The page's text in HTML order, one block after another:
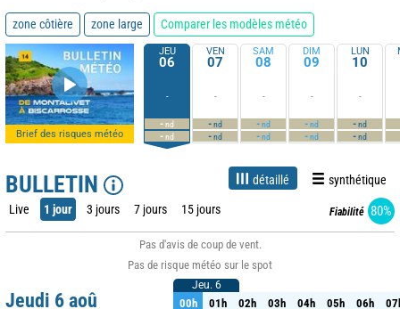
zone côtière zone large Comparer les modèles météo
Brief des risques météo
JEU
06
-
-nd
-nd
VEN
07
-
-nd
-nd
SAM
08
-
-nd
-nd
DIM
09
-
-nd
-nd
LUN
10
-
-nd
-nd
BULLETIN détaillé synthétique
Live 1 jour 3 jours 7 jours 15 jours Fiabilité 80%
Pas d'avis de coup de vent.
Pas de risque météo sur le spot
Jeudi 6 aoû
Jeu. 6
00h 01h 02h 03h 04h 05h 06h
Jeu. 6
00h 01h 02h 03h 04h 05h 06h